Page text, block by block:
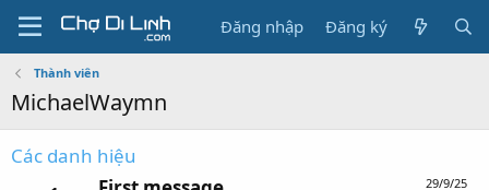
Đăng nhập Đăng ký
Thành viên
MichaelWaymn
Các danh hiệu
29/9/25